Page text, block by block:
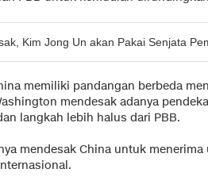
Kim Jong Un akan Pakai Senjata
memiliki pandangan berbeda
mendesak adanya
langkah lebih halus dari PBB.
mendesak China untuk